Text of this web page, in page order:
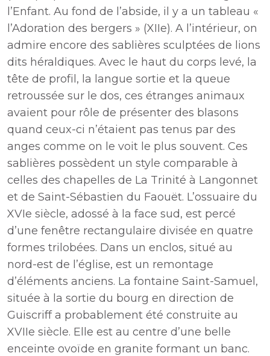
l’Enfant. Au fond de l’abside, il y a un tableau «
l’Adoration des bergers » (XIIe). A l’intérieur, on
admire encore des sablières sculptées de lions
dits héraldiques. Avec le haut du corps levé, la
tête de profil, la langue sortie et la queue
retroussée sur le dos, ces étranges animaux
avaient pour rôle de présenter des blasons
quand ceux-ci n’étaient pas tenus par des
anges comme on le voit le plus souvent. Ces
sablières possèdent un style comparable à
celles des chapelles de La Trinité à Langonnet
et de Saint-Sébastien du Faouët. L’ossuaire du
XVIe siècle, adossé à la face sud, est percé
d’une fenêtre rectangulaire divisée en quatre
formes trilobées. Dans un enclos, situé au
nord-est de l’église, est un remontage
d’éléments anciens. La fontaine Saint-Samuel,
située à la sortie du bourg en direction de
Guiscriff a probablement été construite au
XVIIe siècle. Elle est au centre d’une belle
enceinte ovoïde en granite formant un banc.